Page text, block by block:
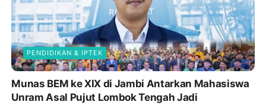
PENDIDIKAN & IPTEK
Munas BEM ke XIX di Jambi Antarkan Mahasiswa
Unram Asal Pujut Lombok Tengah Jadi